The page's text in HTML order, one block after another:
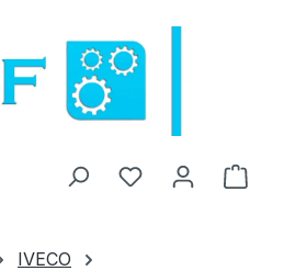
Du hast 0
IVECO